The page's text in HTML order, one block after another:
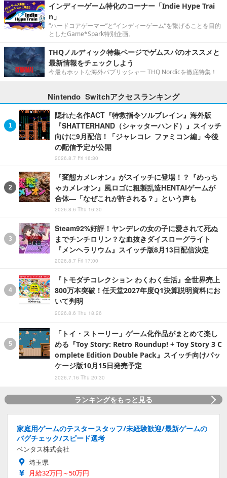
インディーゲーム特化のコーナー「Indie Hype Trai
n」
“ハードコアゲーマー”と“インディーゲーム”を繋げることを目的
としたGame*Spark特別企画。
THQノルディック特集ページでゲムスパのオススメと
最新情報をチェックしよう
今最もホットな海外パブリッシャー THQ Nordicを徹底特集！
Nintendo Switchアクセスランキング
隠れた名作ACT『特救指令ソルブレイン』海外版
『SHATTERHAND（シャッターハンド）』スイッチ
向けに9月配信！「ジャレコレ ファミコン編」今後
の配信予定が公開
2026.8.7 Fri 16:30
『変態カメレオン』がスイッチに登場！？『めっち
ゃカメレオン』風ロゴに粗製乱造HENTAIゲームが
合体―「なぜこれが許される？」という声も
2026.8.6 Thu 16:30
Steam92%好評！ヤンデレの女の子に愛されて死ぬ
までチンチロリン？な血抜きダイスローグライト
『メンヘラリウム』スイッチ版8月13日配信決定
2026.8.7 Fri 17:00
『トモダチコレクション わくわく生活』全世界売上
800万本突破！任天堂2027年度Q1決算説明資料にお
いて判明
2026.8.6 Thu 18:26
「トイ・ストーリー」ゲーム化作品がまとめて楽し
める『Toy Story: Retro Roundup! + Toy Story 3 C
omplete Edition Double Pack』スイッチ向けパッ
ケージ版10月15日発売予定
2026.7.16 Thu 20:30
ランキングをもっと見る
家庭用ゲームのテスタースタッフ/未経験歓迎/最新ゲームの
バグチェック/スピード選考
ベンタス株式会社
埼玉県
月給32万円～50万円